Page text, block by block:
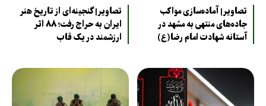
تصاویر| آماده‌سازی مواکب
جاده‌های منتهی به مشهد در
آستانه شهادت امام رضا(ع)
تصاویر| گنجینه‌ای از تاریخ هنر
ایران به حراج رفت؛ ۸۸ اثر
ارزشمند در یک قاب